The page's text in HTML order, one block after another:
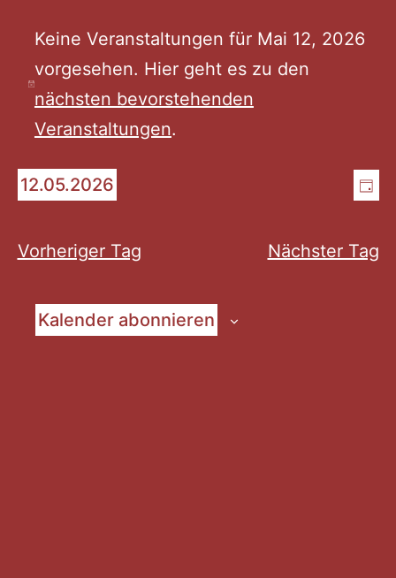
für
Mai
12,
2026
Hinweis
Keine Veranstaltungen für Mai 12, 2026
vorgesehen. Hier geht es zu den
nächsten bevorstehenden
Veranstaltungen.
Tag
12.05.2026
wählen.
Vorheriger Tag Nächster Tag
Kalender abonnieren